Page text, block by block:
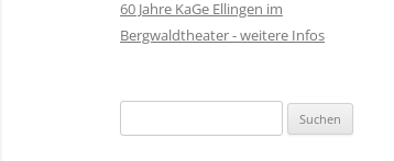
60 Jahre KaGe Ellingen im
Bergwaldtheater - weitere Infos
nach: